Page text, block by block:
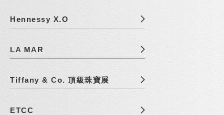
Hennessy X.O
LA MAR
Tiffany & Co. 頂級珠寶展
ETCC